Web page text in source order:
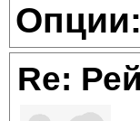
Опции:
Re: